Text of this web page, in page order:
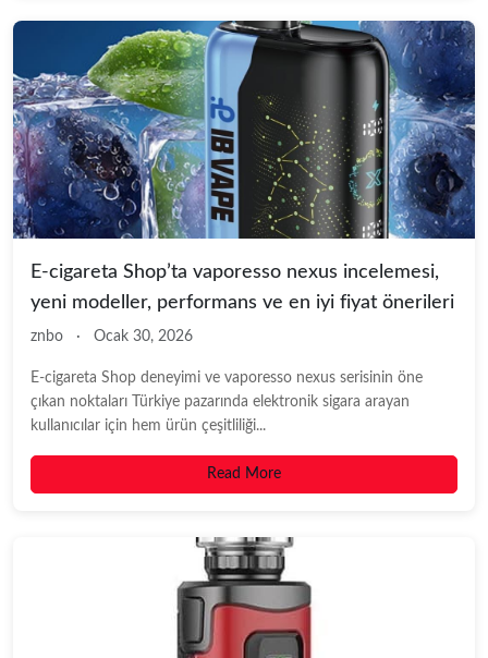
E-cigareta Shop’ta vaporesso nexus incelemesi,
yeni modeller, performans ve en iyi fiyat önerileri
znbo · Ocak 30, 2026
E-cigareta Shop deneyimi ve vaporesso nexus serisinin öne
çıkan noktaları Türkiye pazarında elektronik sigara arayan
kullanıcılar için hem ürün çeşitliliği...
Read More